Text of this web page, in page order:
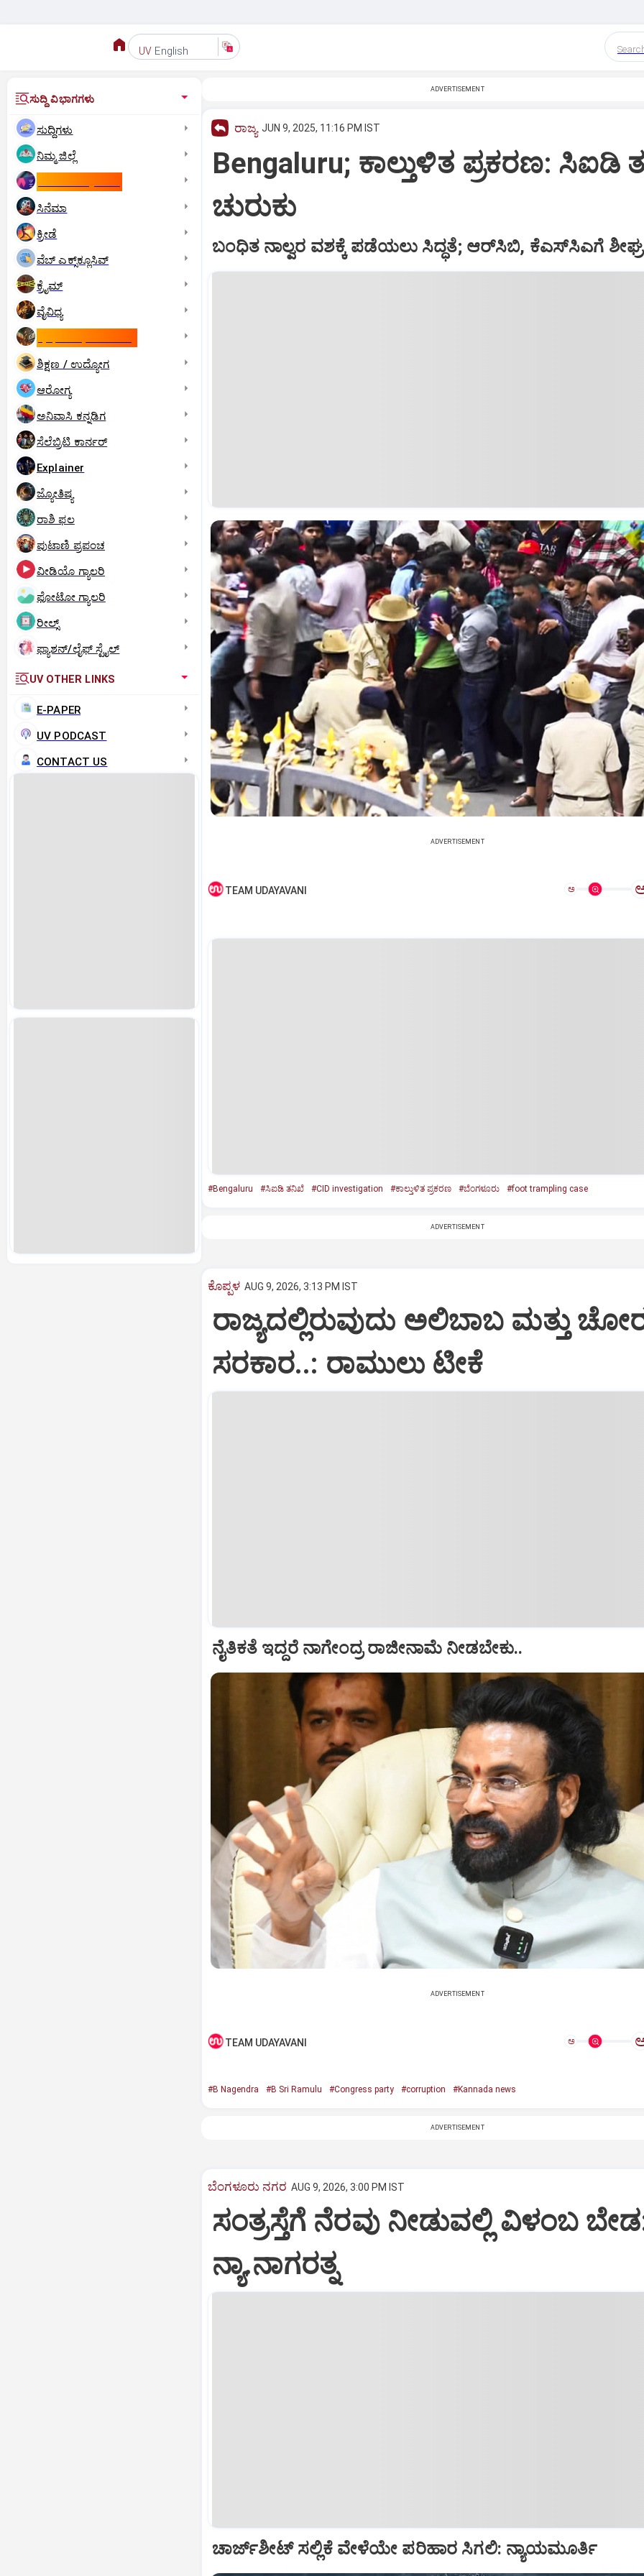
UV English
ಸುದ್ದಿ ವಿಭಾಗಗಳು
ಸುದ್ದಿಗಳು
ನಿಮ್ಮ ಜಿಲ್ಲೆ
ಸಿನೆಮಾ
ಕ್ರೀಡೆ
ವೆಬ್ ಎಕ್ಸ್‌ಕ್ಲೂಸಿವ್
ಕ್ರೈಮ್
ವೈವಿಧ್ಯ
ಶಿಕ್ಷಣ / ಉದ್ಯೋಗ
ಆರೋಗ್ಯ
ಅನಿವಾಸಿ ಕನ್ನಡಿಗ
ಸೆಲೆಬ್ರಿಟಿ ಕಾರ್ನರ್‌
Explainer
ಜ್ಯೋತಿಷ್ಯ
ರಾಶಿ ಫಲ
ಪುಟಾಣಿ ಪ್ರಪಂಚ
ವೀಡಿಯೊ ಗ್ಯಾಲರಿ
ಫೋಟೋ ಗ್ಯಾಲರಿ
ರೀಲ್ಸ್
ಫ್ಯಾಶನ್/ಲೈಫ್‌ ಸ್ಟೈಲ್
UV OTHER LINKS
E-PAPER
UV PODCAST
CONTACT US
ADVERTISEMENT
ರಾಜ್ಯ JUN 9, 2025, 11:16 PM IST
Bengaluru; ಕಾಲ್ತುಳಿತ ಪ್ರಕರಣ: ಸಿಐಡಿ
ಚುರುಕು
ಬಂಧಿತ ನಾಲ್ವರ ವಶಕ್ಕೆ ಪಡೆಯಲು ಸಿದ್ಧತೆ; ಆರ್‌ಸಿಬಿ, ಕೆಎಸ್‌ಸಿಎಗೆ
ADVERTISEMENT
TEAM UDAYAVANI ಅ
#Bengaluru #ಸಿಐಡಿ ತನಿಖೆ #CID investigation #ಕಾಲ್ತುಳಿತ ಪ್ರಕರಣ #ಬೆಂಗಳೂರು #foot trampling case
ADVERTISEMENT
ಕೊಪ್ಪಳ AUG 9, 2026, 3:13 PM IST
ರಾಜ್ಯದಲ್ಲಿರುವುದು ಅಲಿಬಾಬ ಮತ್ತು
ಸರಕಾರ..: ರಾಮುಲು ಟೀಕೆ
ನೈತಿಕತೆ ಇದ್ದರೆ ನಾಗೇಂದ್ರ ರಾಜೀನಾಮೆ ನೀಡಬೇಕು..
ADVERTISEMENT
TEAM UDAYAVANI ಅ
#B Nagendra #B Sri Ramulu #Congress party #corruption #Kannada news
ADVERTISEMENT
ಬೆಂಗಳೂರು ನಗರ AUG 9, 2026, 3:00 PM IST
ಸಂತ್ರಸ್ತೆಗೆ ನೆರವು ನೀಡುವಲ್ಲಿ ವಿಳಂಬ
ನ್ಯಾ.ನಾಗರತ್ನ
ಚಾರ್ಜ್‌ಶೀಟ್‌ ಸಲ್ಲಿಕೆ ವೇಳೆಯೇ ಪರಿಹಾರ ಸಿಗಲಿ: ನ್ಯಾಯಮೂರ್ತಿ